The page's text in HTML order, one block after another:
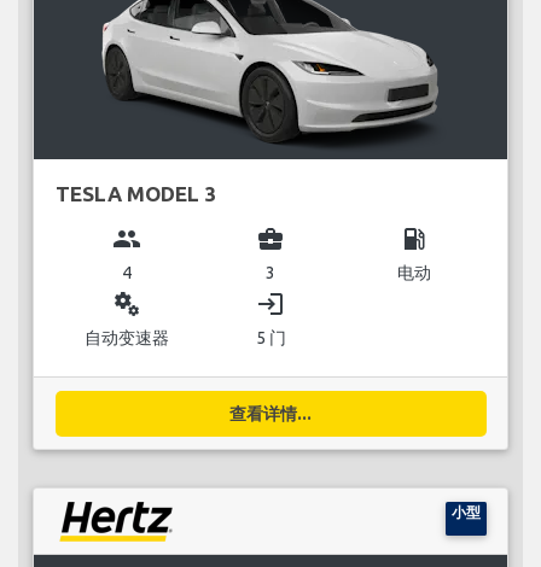
TESLA MODEL 3
group
4
business_center
3
local_gas_station
电动
miscellaneous_services
自动变速器
login
5 门
查看详情...
小型